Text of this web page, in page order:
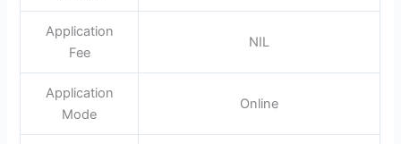
Application
Fee
NIL
Application
Mode
Online